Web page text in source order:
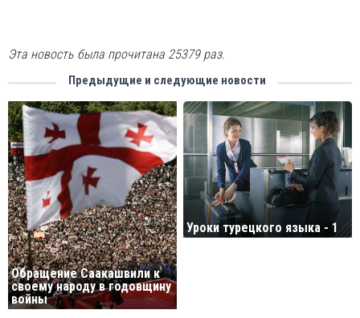
Эта новость была прочитана 25379 раз.
Предыдущие и следующие новости
Обращение Саакашвили к
своему народу в годовщину
войны
Уроки турецкого языка - 1